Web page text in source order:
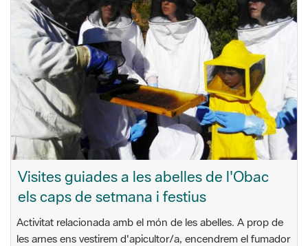
Visites guiades a les abelles de l'Obac
els caps de setmana i festius
Activitat relacionada amb el món de les abelles. A prop de
les arnes ens vestirem d'apicultor/a, encendrem el fumador